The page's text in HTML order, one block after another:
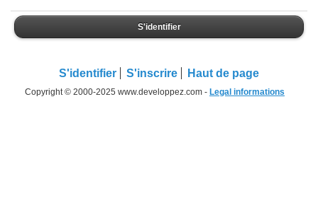
S'identifier
S'identifier S'inscrire Haut de page
Copyright © 2000-2025 www.developpez.com - Legal informations